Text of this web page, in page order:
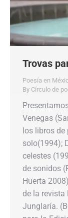
Trovas
Poesía en
By Círculo de
Venegas
los libros
solo(1994);
celestes
de sonidos
Huerta
de la revista
Junglaría.